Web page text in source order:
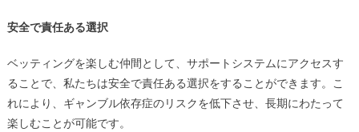
安全で責任ある選択
ベッティングを楽しむ仲間として、サポートシステムにアクセスす
ることで、私たちは安全で責任ある選択をすることができます。こ
れにより、ギャンブル依存症のリスクを低下させ、長期にわたって
楽しむことが可能です。